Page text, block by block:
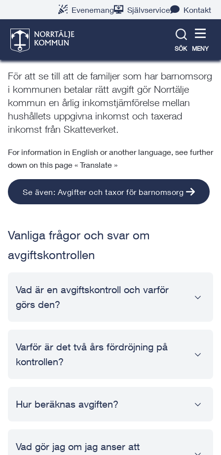
Evenemang Självservice Kontakt
SÖK MENY
Avgiftskontroll av
barnomsorgsavgift
För att se till att de familjer som har barnomsorg
i kommunen betalar rätt avgift gör Norrtälje
kommun en årlig inkomstjämförelse mellan
hushållets uppgivna inkomst och taxerad
inkomst från Skatteverket.
For information in English or another language, see further
down on this page « Translate »
Se även: Avgifter och taxor för barnomsorg
Vanliga frågor och svar om
avgiftskontrollen
Vad är en avgiftskontroll och varför
görs den?
Varför är det två års fördröjning på
kontrollen?
Hur beräknas avgiften?
Vad gör jag om jag anser att